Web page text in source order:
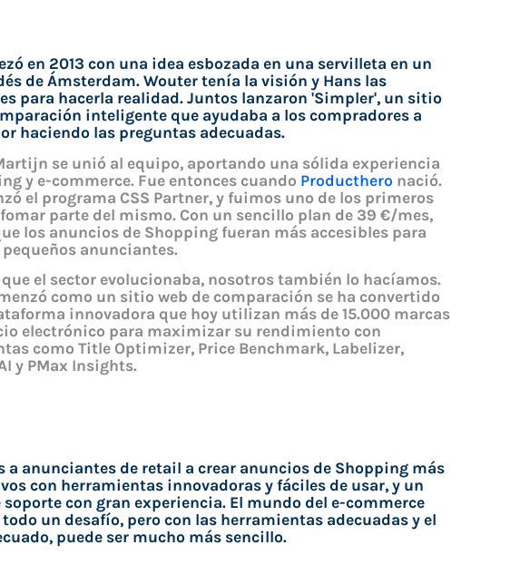
en 2013 con una idea esbozada en una servilleta en un
de Ámsterdam. Wouter tenía la visión y Hans las
para hacerla realidad. Juntos lanzaron 'Simpler', un sitio
inteligente que ayudaba a los compradores a
haciendo las preguntas adecuadas.
se unió al equipo, aportando una sólida experiencia
y e-commerce. Fue entonces cuando Producthero nació.
el programa CSS Partner, y fuimos uno de los primeros
parte del mismo. Con un sencillo plan de 39 €/mes,
los anuncios de Shopping fueran más accesibles para
pequeños anunciantes.
el sector evolucionaba, nosotros también lo hacíamos.
como un sitio web de comparación se ha convertido
innovadora que hoy utilizan más de 15.000 marcas
electrónico para maximizar su rendimiento con
como Title Optimizer, Price Benchmark, Labelizer,
y PMax Insights.
a anunciantes de retail a crear anuncios de Shopping más
con herramientas innovadoras y fáciles de usar, y un
soporte con gran experiencia. El mundo del e-commerce
todo un desafío, pero con las herramientas adecuadas y el
puede ser mucho más sencillo.